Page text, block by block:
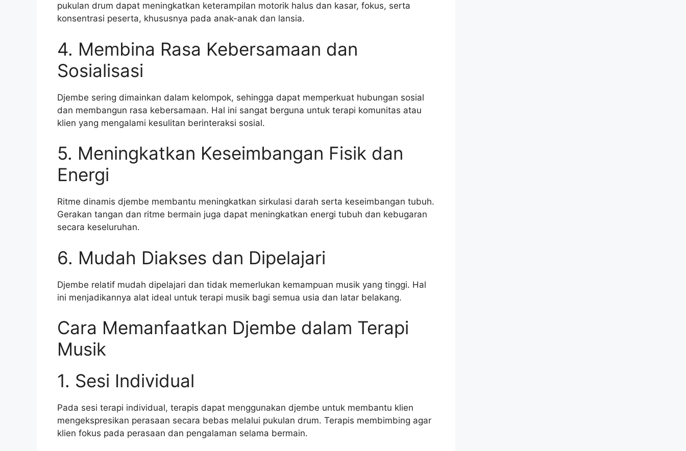
pukulan drum dapat meningkatkan keterampilan motorik halus dan kasar, fokus, serta
konsentrasi peserta, khususnya pada anak-anak dan lansia.
4. Membina Rasa Kebersamaan dan
Sosialisasi
Djembe sering dimainkan dalam kelompok, sehingga dapat memperkuat hubungan sosial
dan membangun rasa kebersamaan. Hal ini sangat berguna untuk terapi komunitas atau
klien yang mengalami kesulitan berinteraksi sosial.
5. Meningkatkan Keseimbangan Fisik dan
Energi
Ritme dinamis djembe membantu meningkatkan sirkulasi darah serta keseimbangan tubuh.
Gerakan tangan dan ritme bermain juga dapat meningkatkan energi tubuh dan kebugaran
secara keseluruhan.
6. Mudah Diakses dan Dipelajari
Djembe relatif mudah dipelajari dan tidak memerlukan kemampuan musik yang tinggi. Hal
ini menjadikannya alat ideal untuk terapi musik bagi semua usia dan latar belakang.
Cara Memanfaatkan Djembe dalam Terapi
Musik
1. Sesi Individual
Pada sesi terapi individual, terapis dapat menggunakan djembe untuk membantu klien
mengekspresikan perasaan secara bebas melalui pukulan drum. Terapis membimbing agar
klien fokus pada perasaan dan pengalaman selama bermain.